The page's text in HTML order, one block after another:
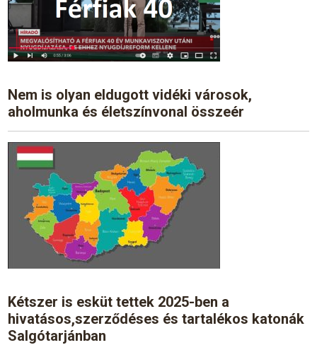
Nem is olyan eldugott vidéki városok,
aholmunka és életszínvonal összeér
Kétszer is esküt tettek 2025-ben a
hivatásos,szerződéses és tartalékos katonák
Salgótarjánban